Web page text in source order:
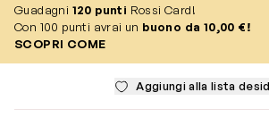
Guadagni 120 punti Rossi Card!
Con 100 punti avrai un buono da 10,00 €!
SCOPRI COME
Aggiungi alla lista